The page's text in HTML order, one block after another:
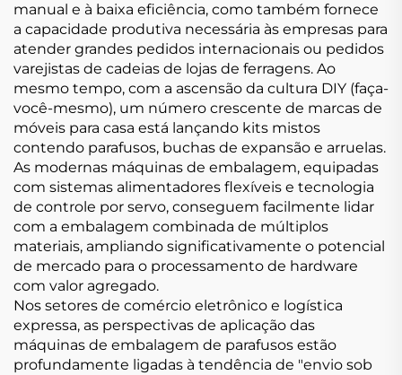
manual e à baixa eficiência, como também fornece
a capacidade produtiva necessária às empresas para
atender grandes pedidos internacionais ou pedidos
varejistas de cadeias de lojas de ferragens. Ao
mesmo tempo, com a ascensão da cultura DIY (faça-
você-mesmo), um número crescente de marcas de
móveis para casa está lançando kits mistos
contendo parafusos, buchas de expansão e arruelas.
As modernas máquinas de embalagem, equipadas
com sistemas alimentadores flexíveis e tecnologia
de controle por servo, conseguem facilmente lidar
com a embalagem combinada de múltiplos
materiais, ampliando significativamente o potencial
de mercado para o processamento de hardware
com valor agregado.
Nos setores de comércio eletrônico e logística
expressa, as perspectivas de aplicação das
máquinas de embalagem de parafusos estão
profundamente ligadas à tendência de "envio sob